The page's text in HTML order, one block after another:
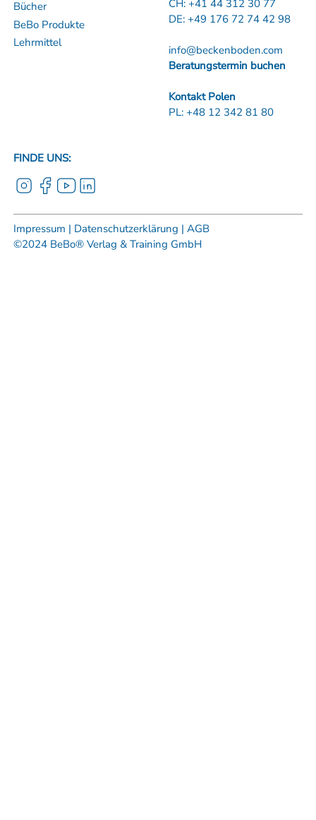
Bücher
BeBo Produkte
Lehrmittel
CH: +41 44 312 30 77
DE: +49 176 72 74 42 98
info@beckenboden.com
Beratungstermin buchen
Kontakt Polen
PL: +48 12 342 81 80
FINDE UNS:
Impressum | Datenschutzerklärung | AGB
©2024 BeBo® Verlag & Training GmbH